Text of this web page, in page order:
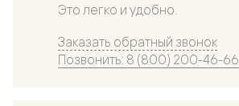
Это легко и удобно.
Заказать обратный звонок
Позвонить: 8 (800) 200-46-66